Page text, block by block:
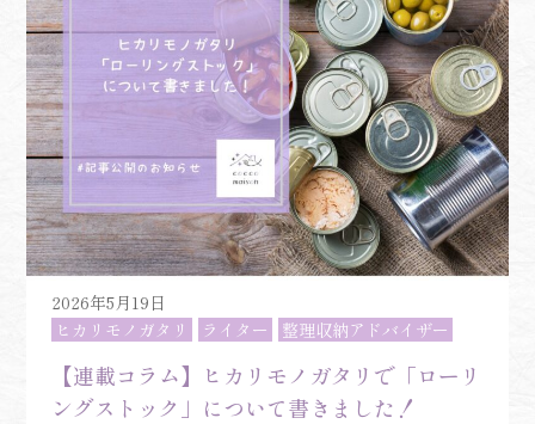
2026年5月19日
ヒカリモノガタリ
ライター 整理収納アドバイザー
【連載コラム】ヒカリモノガタリで「ローリ
ングストック」について書きました！